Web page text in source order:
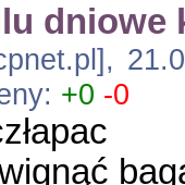
dniowe
+0 -0